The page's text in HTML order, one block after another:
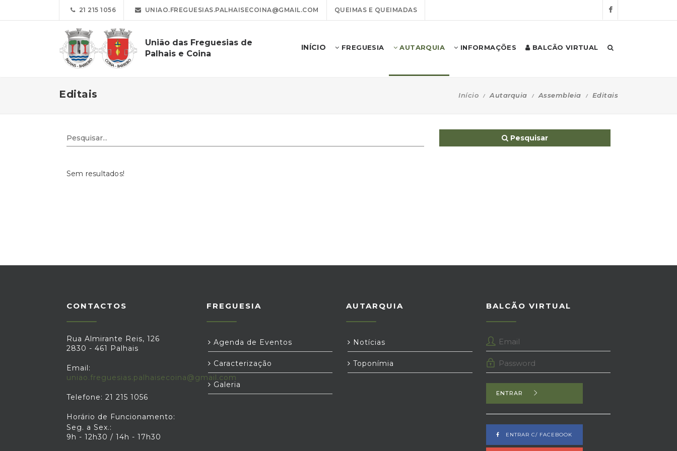
21 215 1056 UNIAO.FREGUESIAS.PALHAISECOINA@GMAIL.COM QUEIMAS E QUEIMADAS
União das Freguesias de
Palhais e Coina
INÍCIO FREGUESIA AUTARQUIA INFORMAÇÕES BALCÃO VIRTUAL
Editais Início Autarquia Assembleia Editais
Pesquisar
Sem resultados!
CONTACTOS
Rua Almirante Reis, 126
2830 - 461 Palhais
Email:
uniao.freguesias.palhaisecoina@gmail.com
Telefone: 21 215 1056
Horário de Funcionamento:
Seg. a Sex.:
9h - 12h30 / 14h - 17h30
FREGUESIA
Agenda de Eventos
Caracterização
Galeria
AUTARQUIA
Notícias
Toponímia
BALCÃO VIRTUAL
ENTRAR
ENTRAR C/ FACEBOOK